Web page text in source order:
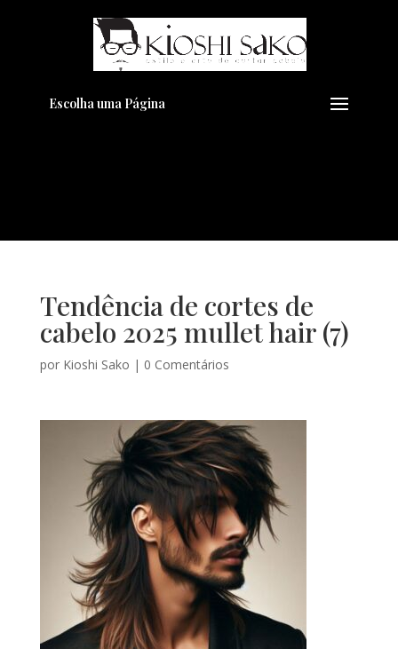
Escolha uma Página
Tendência de cortes de
cabelo 2025 mullet hair (7)
por Kioshi Sako | 0 Comentários
Pensando em transformar seu
Visual??